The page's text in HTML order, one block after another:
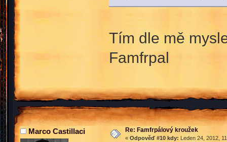
Tím dle mě
Famfrpal
Marco Castillaci Re: Famfrpálový kroužek
« Odpověď #10 kdy: Leden 24, 2012,